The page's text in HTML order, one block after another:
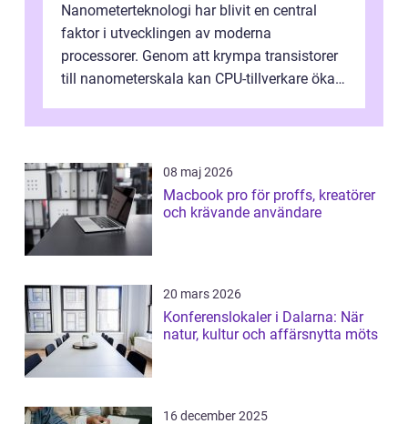
Nanometerteknologi har blivit en central
faktor i utvecklingen av moderna
processorer. Genom att krympa transistorer
till nanometerskala kan CPU-tillverkare öka
08 maj 2026
Macbook pro för proffs, kreatörer
och krävande användare
20 mars 2026
Konferenslokaler i Dalarna: När
natur, kultur och affärsnytta möts
16 december 2025